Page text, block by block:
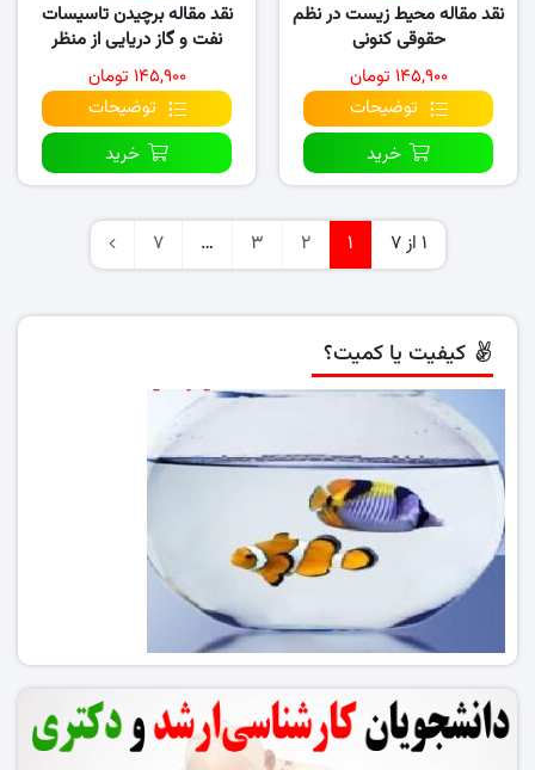
نقد مقاله محیط زیست در نظم
حقوقی کنونی
۱۴۵,۹۰۰ تومان
توضیحات
خرید
نقد مقاله برچیدن تاسیسات
نفت و گاز دریایی از منظر
حقوق بین الملل
۱۴۵,۹۰۰ تومان
توضیحات
خرید
1 از 7 1
2
3
…
7
کیفیت یا کمیت؟